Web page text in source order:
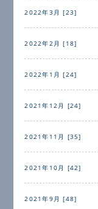
2022年3月 [23]
2022年2月 [18]
2022年1月 [24]
2021年12月 [24]
2021年11月 [35]
2021年10月 [42]
2021年9月 [48]